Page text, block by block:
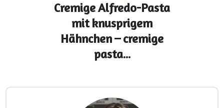
Cremige Alfredo-Pasta
mit knusprigem
Hähnchen – cremige
pasta...